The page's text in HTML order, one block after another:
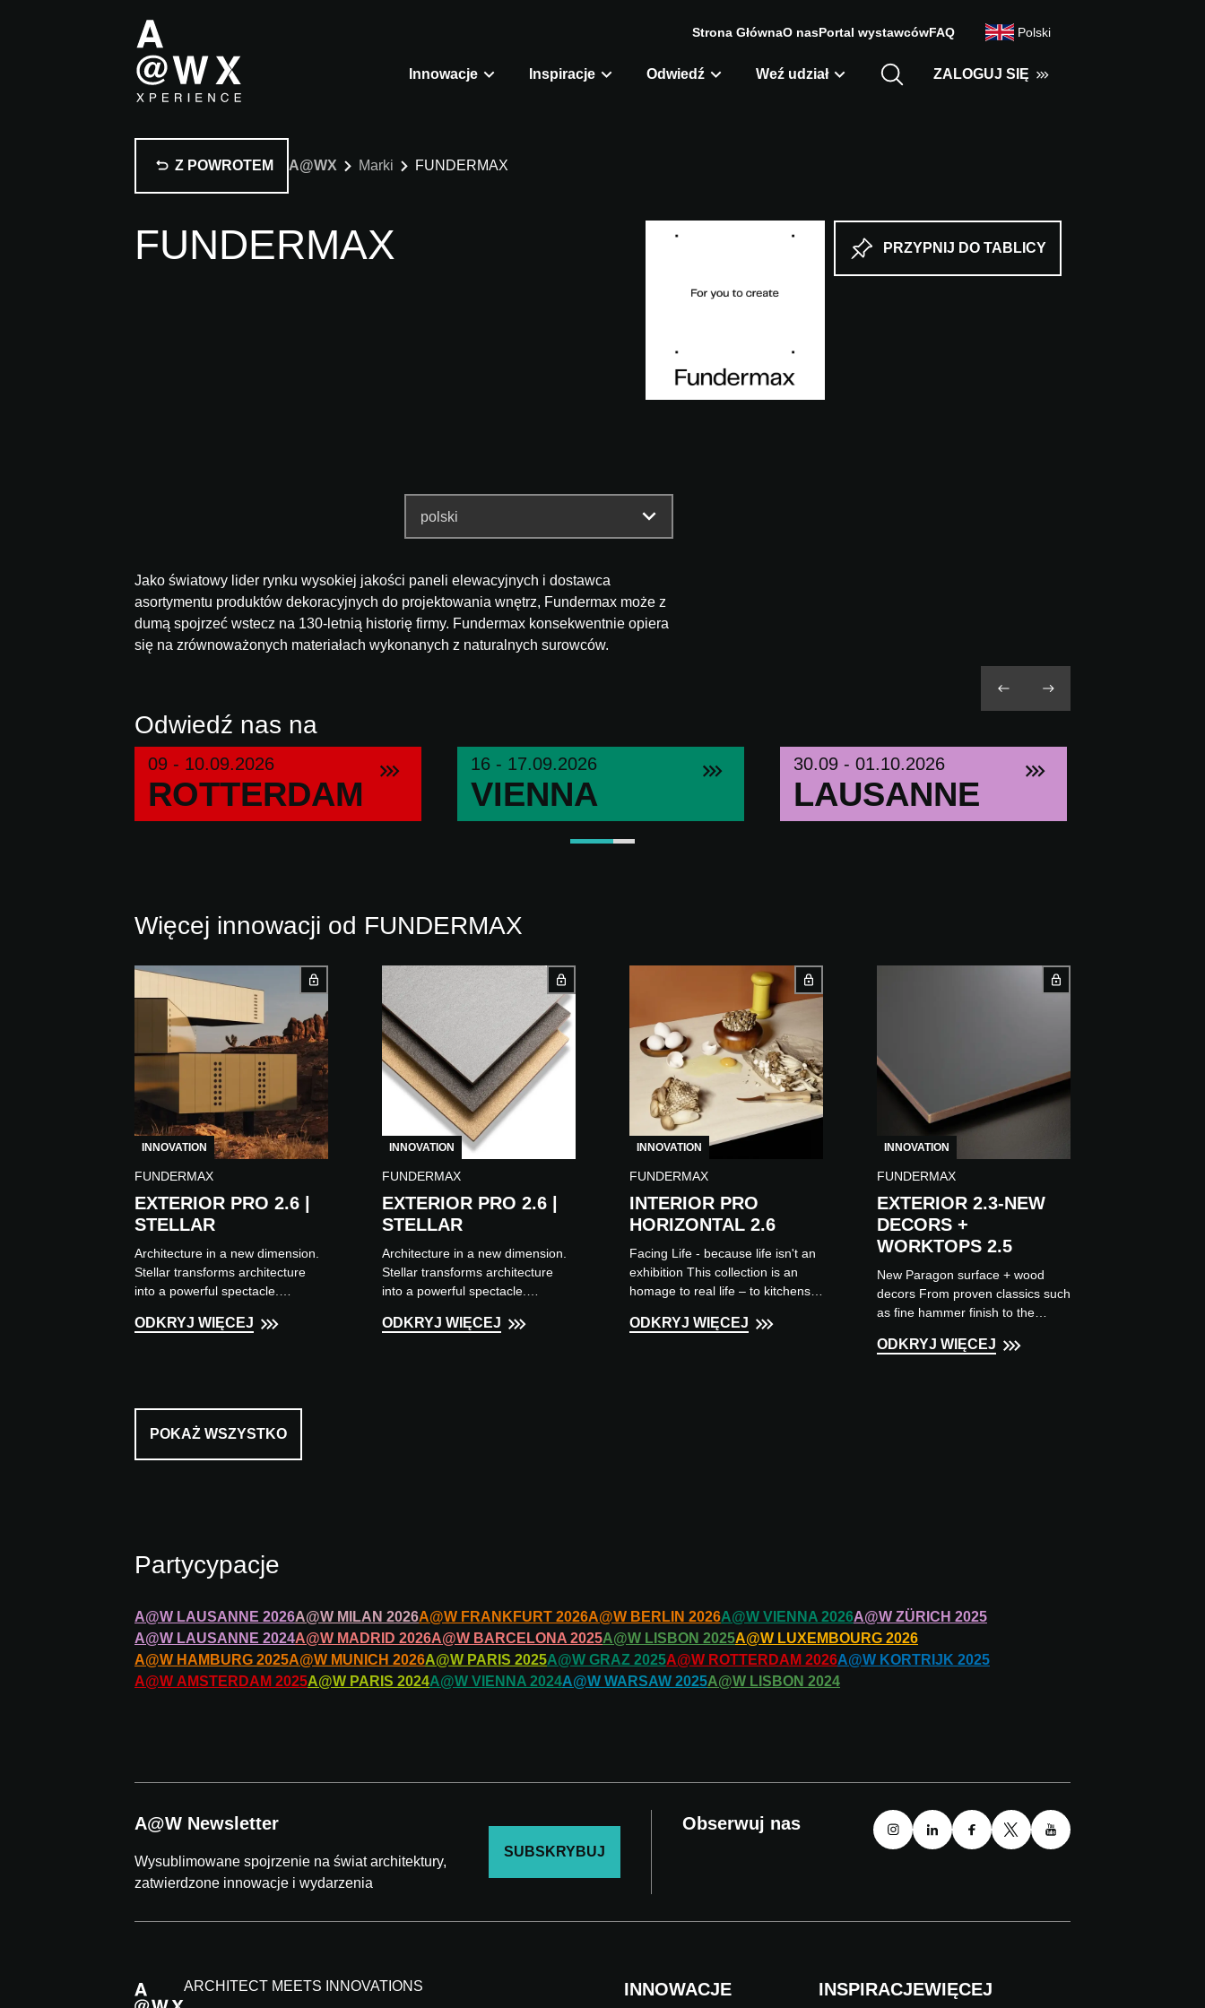
Innowacje Inspiracje Odwiedź Weź udział ZALOGUJ SIĘ
Strona GłównaO nasPortal wystawcówFAQ Polski
Z POWROTEM A@WX Marki FUNDERMAX
FUNDERMAX PRZYPNIJ DO TABLICY
Jako światowy lider rynku wysokiej jakości paneli elewacyjnych i dostawca
asortymentu produktów dekoracyjnych do projektowania wnętrz, Fundermax może z
dumą spojrzeć wstecz na 130-letnią historię firmy. Fundermax konsekwentnie opiera
się na zrównoważonych materiałach wykonanych z naturalnych surowców.
Odwiedź nas na
09 - 10.09.2026
ROTTERDAM
16 - 17.09.2026
VIENNA
30.09 - 01.10.2026
LAUSANNE
Więcej innowacji od FUNDERMAX
INNOVATION
FUNDERMAX
EXTERIOR PRO 2.6 |
STELLAR
Architecture in a new dimension.
Stellar transforms architecture
into a powerful spectacle.
bodies, facades become iconic
ODKRYJ WIĘCEJ
INNOVATION
FUNDERMAX
EXTERIOR PRO 2.6 |
STELLAR
Architecture in a new dimension.
Stellar transforms architecture
into a powerful spectacle.
bodies, facades become iconic
ODKRYJ WIĘCEJ
INNOVATION
FUNDERMAX
INTERIOR PRO
HORIZONTAL 2.6
Facing Life - because life isn't an
exhibition This collection is an
homage to real life – to kitchens
laughter happen, and to b...
ODKRYJ WIĘCEJ
INNOVATION
FUNDERMAX
EXTERIOR 2.3-NEW
DECORS +
WORKTOPS 2.5
New Paragon surface + wood
decors From proven classics such
as fine hammer finish to the
technology and the sought-after
ODKRYJ WIĘCEJ
POKAŻ WSZYSTKO
Partycypacje
A@W LAUSANNE 2026A@W MILAN 2026A@W FRANKFURT 2026A@W BERLIN 2026A@W VIENNA 2026A@W ZÜRICH 2025
A@W LAUSANNE 2024A@W MADRID 2026A@W BARCELONA 2025A@W LISBON 2025A@W LUXEMBOURG 2026
A@W HAMBURG 2025A@W MUNICH 2026A@W PARIS 2025A@W GRAZ 2025A@W ROTTERDAM 2026A@W KORTRIJK 2025
A@W AMSTERDAM 2025A@W PARIS 2024A@W VIENNA 2024A@W WARSAW 2025A@W LISBON 2024
A@W Newsletter
Wysublimowane spojrzenie na świat architektury,
zatwierdzone innowacje i wydarzenia
SUBSKRYBUJ
Obserwuj nas
ARCHITECT MEETS INNOVATIONS INNOWACJE INSPIRACJEWIĘCEJ